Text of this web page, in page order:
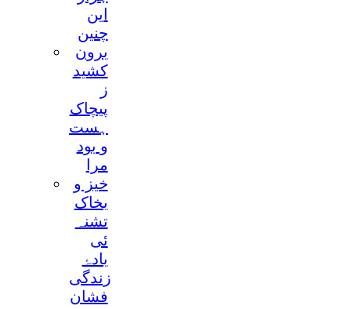
این
چنین
برون
کشید
ز
پیچاک
ہست
و بود
مرا
خیز و
بخاک
تشنہ
ئی
بادۂ
زندگی
فشان